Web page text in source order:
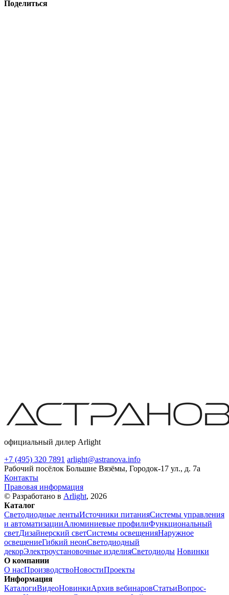
Поделиться
официальный дилер Arlight
+7 (495) 320 7891 arlight@astranova.info
Рабочий посёлок Большие Вязёмы, Городок-17 ул., д. 7а
Контакты
Правовая информация
© Разработано в Arlight, 2026
Каталог
Светодиодные лентыИсточники питанияСистемы управления
и автоматизацииАлюминиевые профилиФункциональный
светДизайнерский светСистемы освещенияНаружное
освещениеГибкий неонСветодиодный
декорЭлектроустановочные изделияСветодиоды Новинки
О компании
О насПроизводствоНовостиПроекты
Информация
КаталогиВидеоНовинкиАрхив вебинаровСтатьиВопрос-